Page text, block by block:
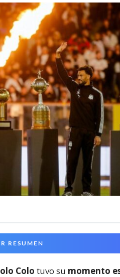
RESUMEN
Colo tuvo su momento